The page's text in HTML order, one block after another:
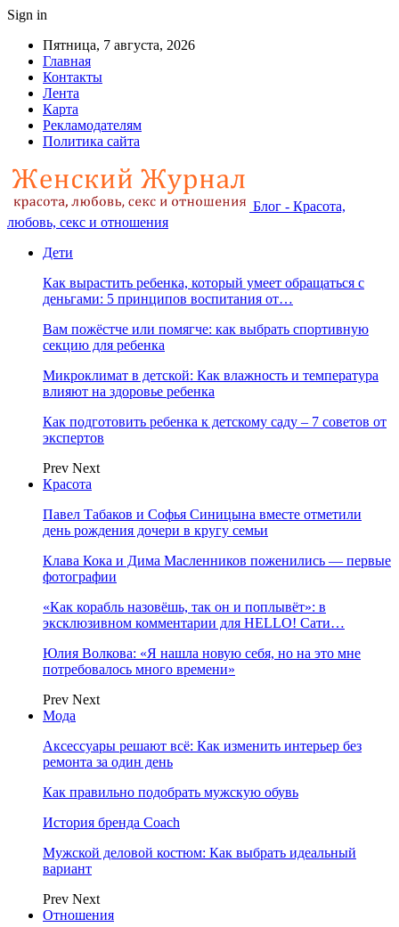
Sign in
Пятница, 7 августа, 2026
Главная
Контакты
Лента
Карта
Рекламодателям
Политика сайта
Блог - Красота,
любовь, секс и отношения
Дети
Как вырастить ребенка, который умеет обращаться с
деньгами: 5 принципов воспитания от…
Вам пожёстче или помягче: как выбрать спортивную
секцию для ребенка
Микроклимат в детской: Как влажность и температура
влияют на здоровье ребенка
Как подготовить ребенка к детскому саду – 7 советов от
экспертов
Prev Next
Красота
Павел Табаков и Софья Синицына вместе отметили
день рождения дочери в кругу семьи
Клава Кока и Дима Масленников поженились — первые
фотографии
«Как корабль назовёшь, так он и поплывёт»: в
эксклюзивном комментарии для HELLO! Сати…
Юлия Волкова: «Я нашла новую себя, но на это мне
потребовалось много времени»
Prev Next
Мода
Аксессуары решают всё: Как изменить интерьер без
ремонта за один день
Как правильно подобрать мужскую обувь
История бренда Coach
Мужской деловой костюм: Как выбрать идеальный
вариант
Prev Next
Отношения